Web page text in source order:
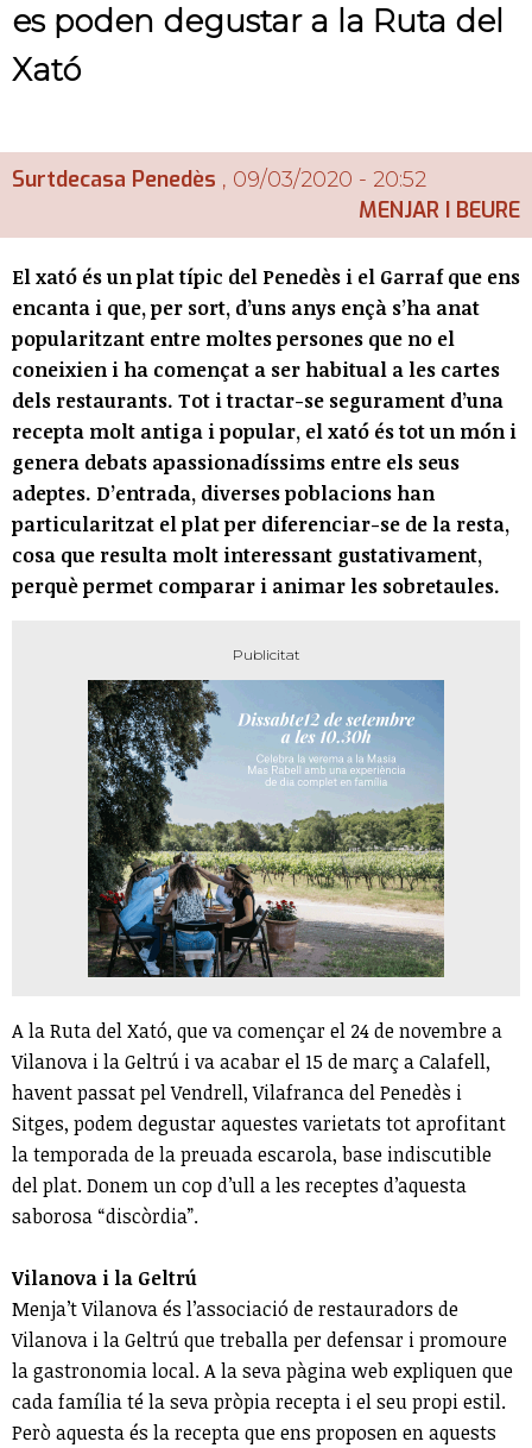
es poden degustar a la Ruta del
Xató
Surtdecasa Penedès , 09/03/2020 - 20:52
MENJAR I BEURE
El xató és un plat típic del Penedès i el Garraf que ens
encanta i que, per sort, d’uns anys ençà s’ha anat
popularitzant entre moltes persones que no el
coneixien i ha començat a ser habitual a les cartes
dels restaurants. Tot i tractar-se segurament d’una
recepta molt antiga i popular, el xató és tot un món i
genera debats apassionadíssims entre els seus
adeptes. D’entrada, diverses poblacions han
particularitzat el plat per diferenciar-se de la resta,
cosa que resulta molt interessant gustativament,
perquè permet comparar i animar les sobretaules.
A la Ruta del Xató, que va començar el 24 de novembre a
Vilanova i la Geltrú i va acabar el 15 de març a Calafell,
havent passat pel Vendrell, Vilafranca del Penedès i
Sitges, podem degustar aquestes varietats tot aprofitant
la temporada de la preuada escarola, base indiscutible
del plat. Donem un cop d’ull a les receptes d’aquesta
saborosa “discòrdia”.
Vilanova i la Geltrú
Menja’t Vilanova és l’associació de restauradors de
Vilanova i la Geltrú que treballa per defensar i promoure
la gastronomia local. A la seva pàgina web expliquen que
cada família té la seva pròpia recepta i el seu propi estil.
Però aquesta és la recepta que ens proposen en aquests